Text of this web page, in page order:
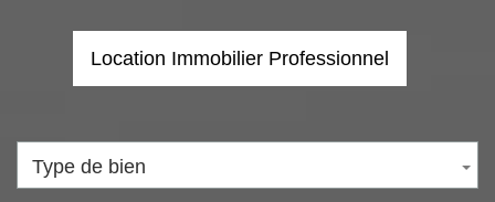
Location Immobilier Professionnel
Type de bien